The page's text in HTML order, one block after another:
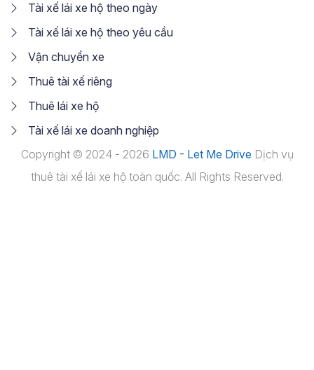
Tài xế lái xe hộ theo ngày
Tài xế lái xe hộ theo yêu cầu
Vận chuyển xe
Thuê tài xế riêng
Thuê lái xe hộ
Tài xế lái xe doanh nghiệp
Copyright © 2024 - 2026 LMD - Let Me Drive Dịch vụ
thuê tài xế lái xe hộ toàn quốc. All Rights Reserved.